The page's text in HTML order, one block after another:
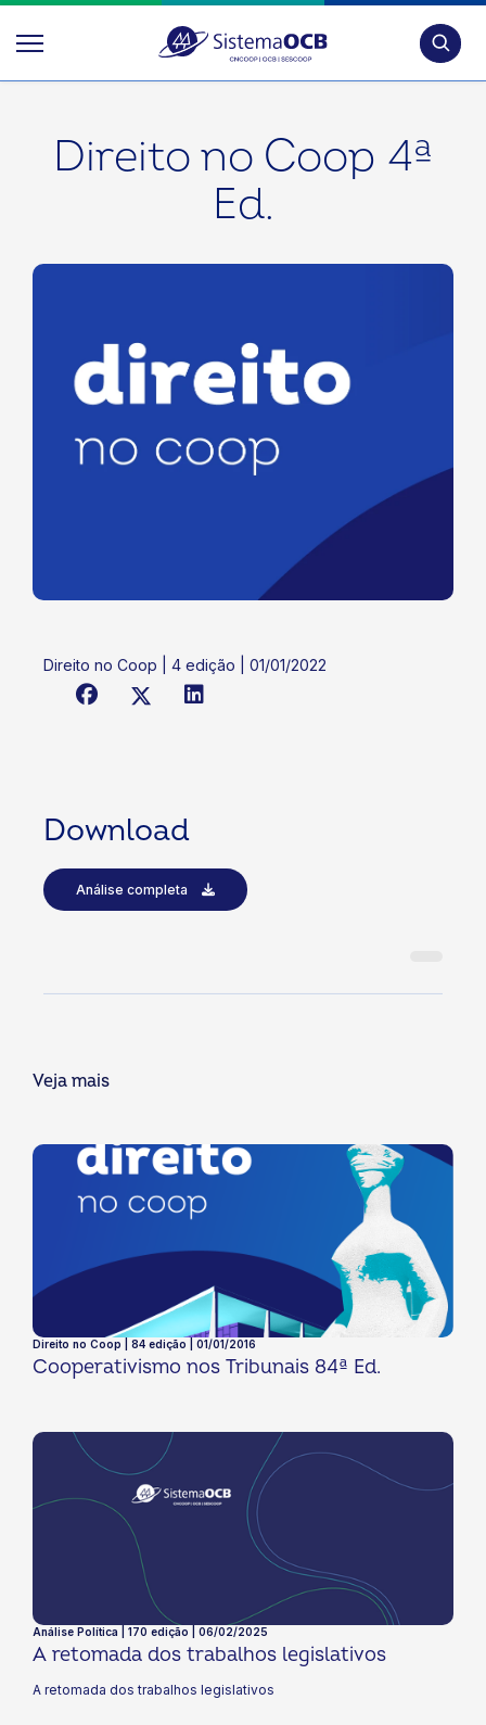
Direito no Coop 4ª
Ed.
Direito no Coop | 4 edição | 01/01/2022
Download
Análise completa
Veja mais
Direito no Coop | 84 edição | 01/01/2016
Cooperativismo nos Tribunais 84ª Ed.
Análise Política | 170 edição | 06/02/2025
A retomada dos trabalhos legislativos
A retomada dos trabalhos legislativos